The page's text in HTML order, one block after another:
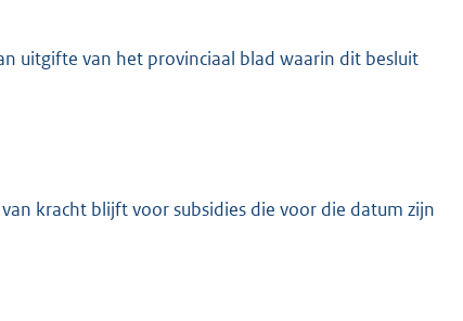
uitgifte van het provinciaal blad waarin dit besluit
kracht blijft voor subsidies die voor die datum zijn